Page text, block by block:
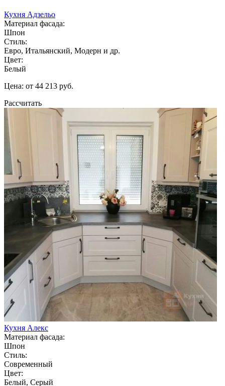
Кухня Адзельо
Материал фасада:
Шпон
Стиль:
Евро, Итальянский, Модерн и др.
Цвет:
Белый
Цена: от 44 213 руб.
Рассчитать
Кухня Алекс
Материал фасада:
Шпон
Стиль:
Современный
Цвет:
Белый, Серый